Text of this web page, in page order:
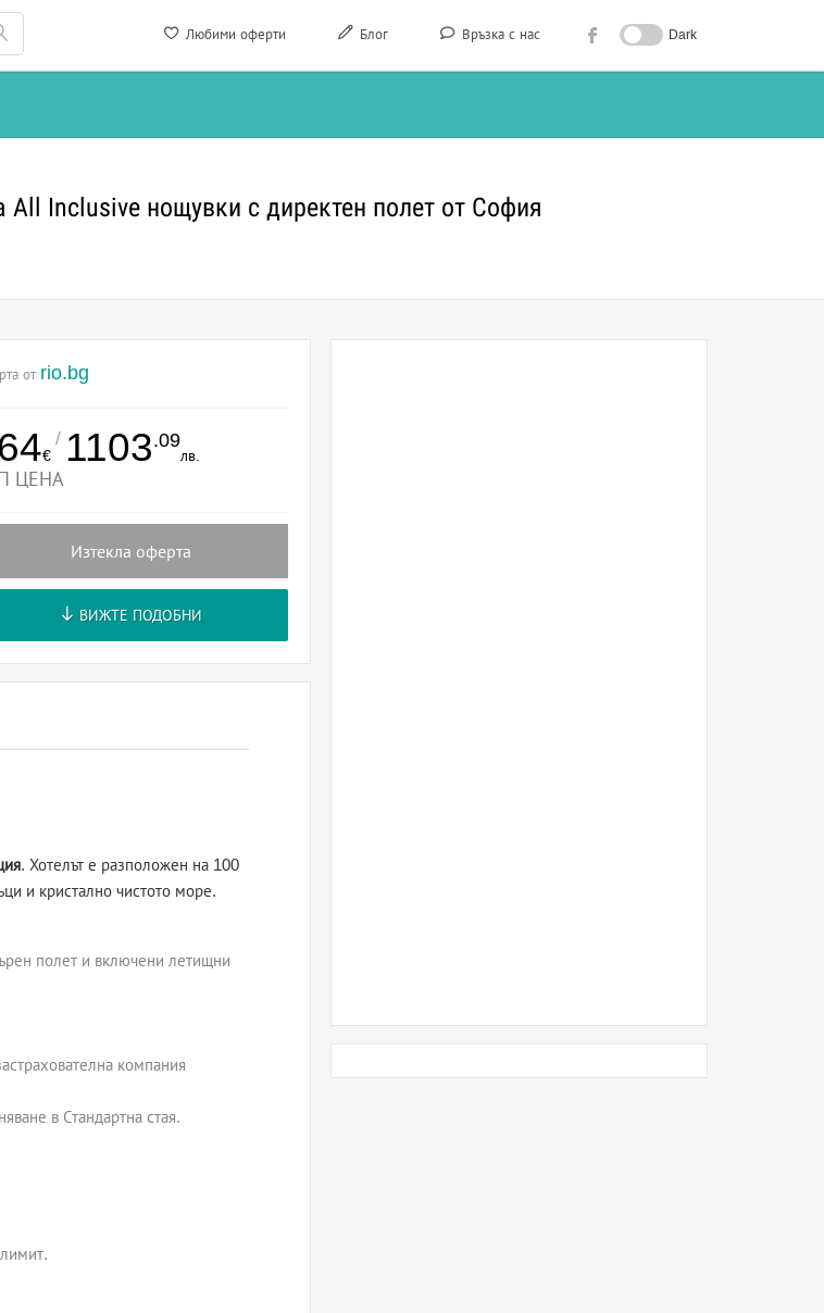
Любими оферти Блог Връзка с нас Dark
Inclusive нощувки с директен полет от София
от rio.bg
€
/ 1103.09
лв.
ЦЕНА
Изтекла оферта
ВИЖТЕ ПОДОБНИ
. Хотелът е разположен на 100
и кристално чистото море.
полет и включени летищни
компания
в Стандартна стая.